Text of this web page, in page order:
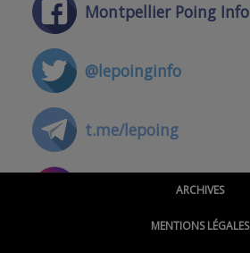
Montpellier Poing Info
@lepoinginfo
t.me/lepoing
@montpellierpoinginfo
ARCHIVES
MENTIONS LÉGALES